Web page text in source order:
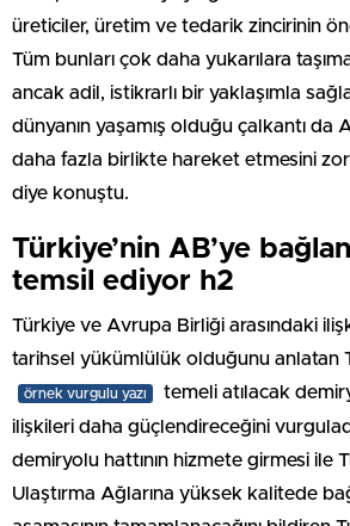
üreticiler, üretim ve tedarik zincirinin
Tüm bunları çok daha yukarılara
ancak adil, istikrarlı bir yaklaşımla
dünyanın yaşamış olduğu çalkantı da
daha fazla birlikte hareket etmesini
diye konuştu.
Türkiye’nin AB’ye
temsil ediyor h2
Türkiye ve Avrupa Birliği arasındaki
tarihsel yükümlülük olduğunu anlatan
örnek vurgulu yazı
temeli atılacak
ilişkileri daha güçlendireceğini
demiryolu hattının hizmete girmesi ile
Ulaştırma Ağlarına yüksek kalitede